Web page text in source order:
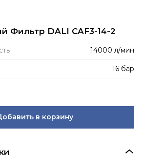
Фильтр DALI CAF3-14-2
14000 л/мин
16 бар
в корзину